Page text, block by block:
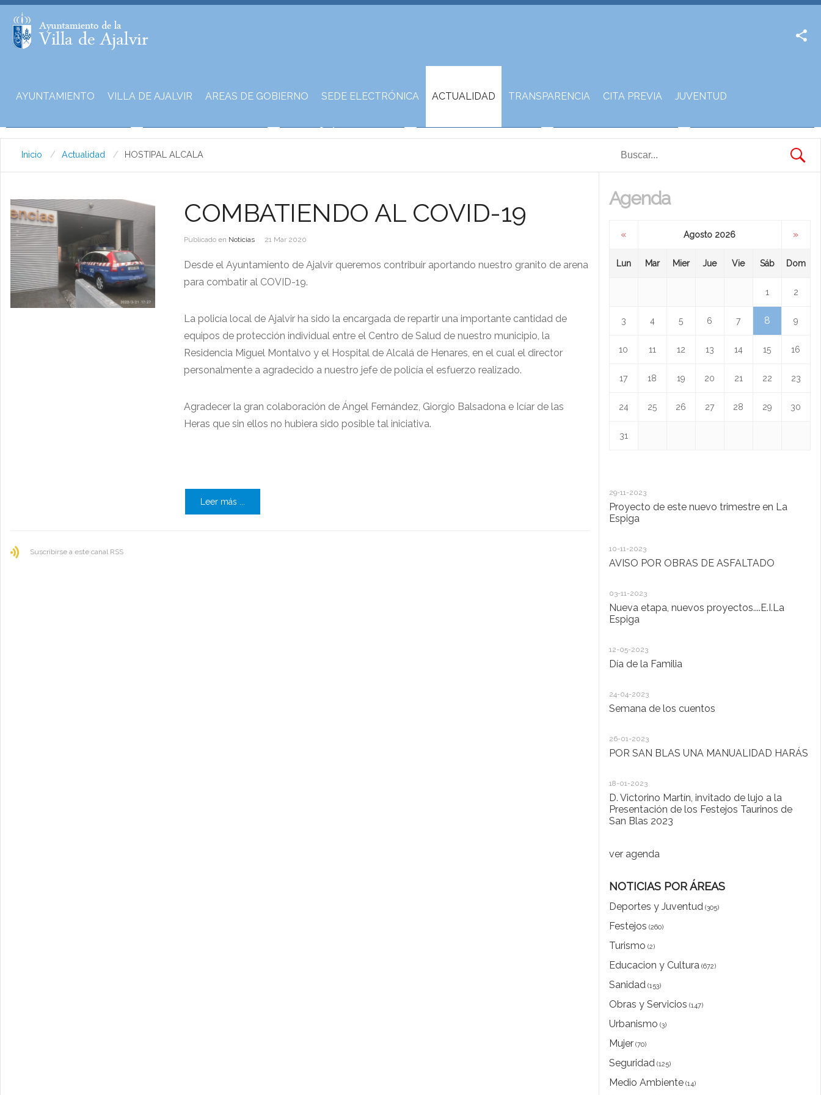
AYUNTAMIENTO VILLA DE AJALVIR AREAS DE GOBIERNO SEDE ELECTRÓNICA ACTUALIDAD TRANSPARENCIA CITA PREVIA JUVENTUD
Inicio Actualidad HOSTIPAL ALCALA
COMBATIENDO AL COVID-19
Publicado en Noticias 21 Mar 2020
Desde el Ayuntamiento de Ajalvir queremos contribuir aportando nuestro granito de arena
para combatir al COVID-19.
La policía local de Ajalvir ha sido la encargada de repartir una importante cantidad de
equipos de protección individual entre el Centro de Salud de nuestro municipio, la
Residencia Miguel Montalvo y el Hospital de Alcalá de Henares, en el cual el director
personalmente a agradecido a nuestro jefe de policía el esfuerzo realizado.
Agradecer la gran colaboración de Ángel Fernández, Giorgio Balsadona e Icíar de las
Heras que sin ellos no hubiera sido posible tal iniciativa.
Leer más ...
Suscribirse a este canal RSS
Agenda
« Agosto 2026 »
Lun Mar Mier Jue Vie Sáb Dom
1 2
3 4 5 6 7 8 9
10 11 12 13 14 15 16
17 18 19 20 21 22 23
24 25 26 27 28 29 30
31
29-11-2023
Proyecto de este nuevo trimestre en La
Espiga
10-11-2023
AVISO POR OBRAS DE ASFALTADO
03-11-2023
Nueva etapa, nuevos proyectos....E.I.La
Espiga
12-05-2023
Día de la Familia
24-04-2023
Semana de los cuentos
26-01-2023
POR SAN BLAS UNA MANUALIDAD HARÁS
18-01-2023
D. Victorino Martín, invitado de lujo a la
Presentación de los Festejos Taurinos de
San Blas 2023
ver agenda
NOTICIAS POR ÁREAS
Deportes y Juventud(305)
Festejos (260)
Turismo (2)
Educacion y Cultura(672)
Sanidad(153)
Obras y Servicios (147)
Urbanismo (3)
Mujer(70)
Seguridad(125)
Medio Ambiente(14)